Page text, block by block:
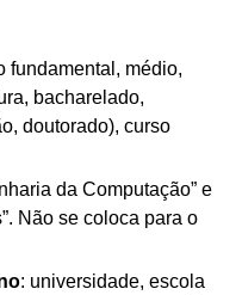
fundamental, médio,
bacharelado,
doutorado), curso
da Computação” e
Não se coloca para o
: universidade, escola